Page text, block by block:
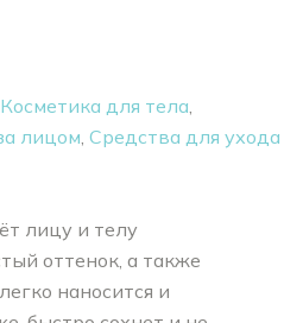
Косметика для тела,
лицом, Средства для ухода
лицу и телу
оттенок, а также
наносится и